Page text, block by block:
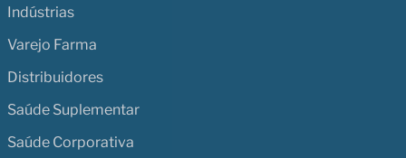
Indústrias
Varejo Farma
Distribuidores
Saúde Suplementar
Saúde Corporativa